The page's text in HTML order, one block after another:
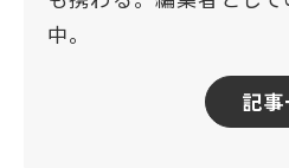
中。
記